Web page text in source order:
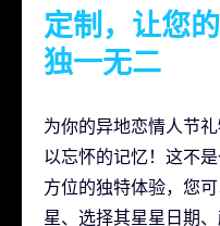
定制，让您
独一无二
为你的异地恋情人节
以忘怀的记忆！这不
方位的独特体验，您
星、选择其星星日期